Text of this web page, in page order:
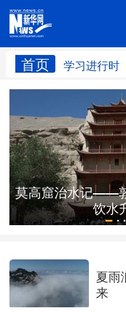
首页 学习进行时
网
高层
国际 财经
台湾 思客智库
科技 科创
文化 书画
访谈
中央文件 金融
莫高窟治水记——
饮水
夏雨
来